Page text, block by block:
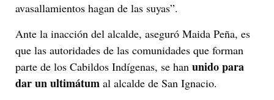
avasallamientos hagan de las suyas”.
Ante la inacción del alcalde, aseguró Maida Peña, es
que las autoridades de las comunidades que forman
parte de los Cabildos Indígenas, se han unido para
dar un ultimátum al alcalde de San Ignacio.